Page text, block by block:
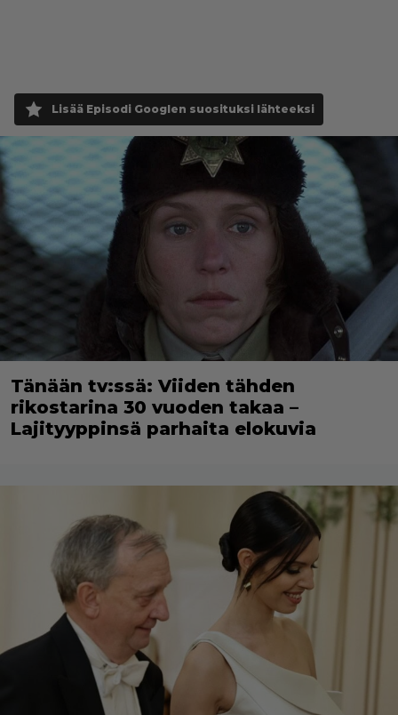
Lisää Episodi Googlen suosituksi lähteeksi
Tänään tv:ssä: Viiden tähden
rikostarina 30 vuoden takaa –
Lajityyppinsä parhaita elokuvia